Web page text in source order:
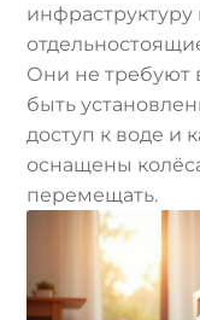
инфраструктуру
Они не требуют
быть
доступ к воде и
оснащены
перемещать.